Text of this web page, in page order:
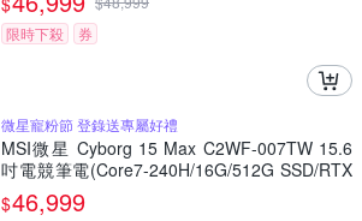
限時下殺
券
微星寵粉節 登錄送專屬好禮
MSI微星 Cyborg 15 Max C2WF-007TW 15.6
吋電競筆電(Core7-240H/16G/512G SSD/RTX
5060-8G/Win11)
$46,999